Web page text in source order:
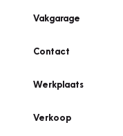
Vakgarage
Contact
Werkplaats
Verkoop